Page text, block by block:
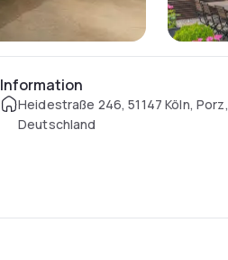
Information
Heidestraße 246, 51147 Köln, Porz,
Deutschland